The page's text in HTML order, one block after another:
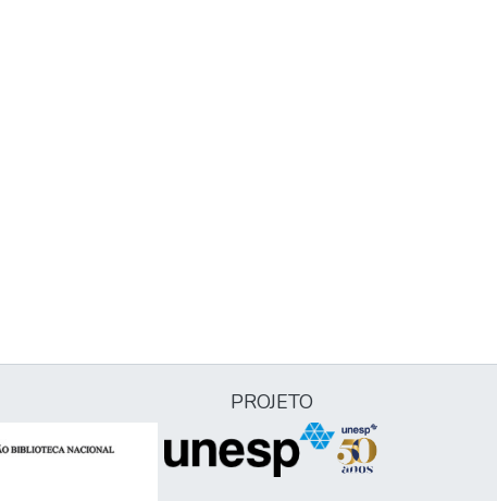
PROJETO